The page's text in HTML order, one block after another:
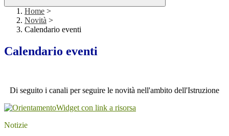
Home >
Novità >
Calendario eventi
Calendario eventi
Di seguito i canali per seguire le novità nell'ambito dell'Istruzione
Widget con link a risorsa
Notizie